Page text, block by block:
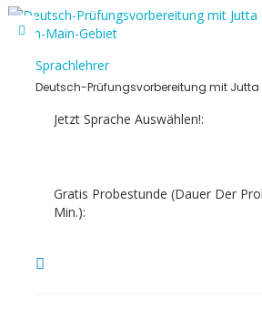
Sprachlehrer
Deutsch-Prüfungsvorbereitung mit
Jetzt Sprache Auswählen!:
Gratis Probestunde (Dauer Der
Min.):